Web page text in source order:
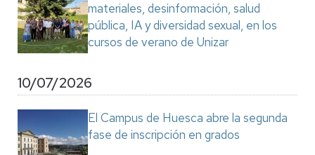
materiales, desinformación, salud
pública, IA y diversidad sexual, en los
cursos de verano de Unizar
10/07/2026
El Campus de Huesca abre la segunda
fase de inscripción en grados